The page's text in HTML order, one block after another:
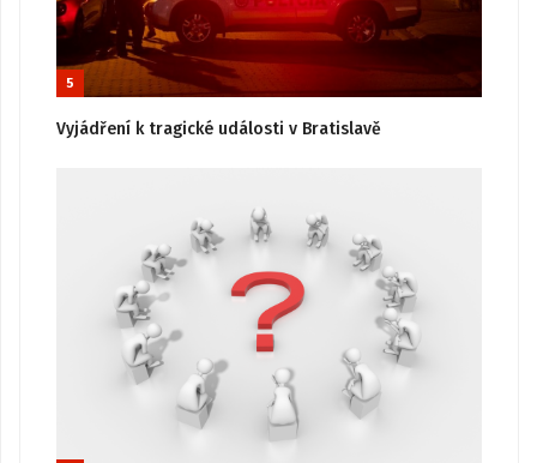
5
Vyjádření k tragické události v Bratislavě